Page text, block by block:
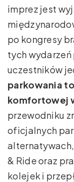
imprez jest
po kongresy
tych
uczestników
parkowania
komfortowej
przewodniku
oficjalnych
& Ride oraz
kolejek i